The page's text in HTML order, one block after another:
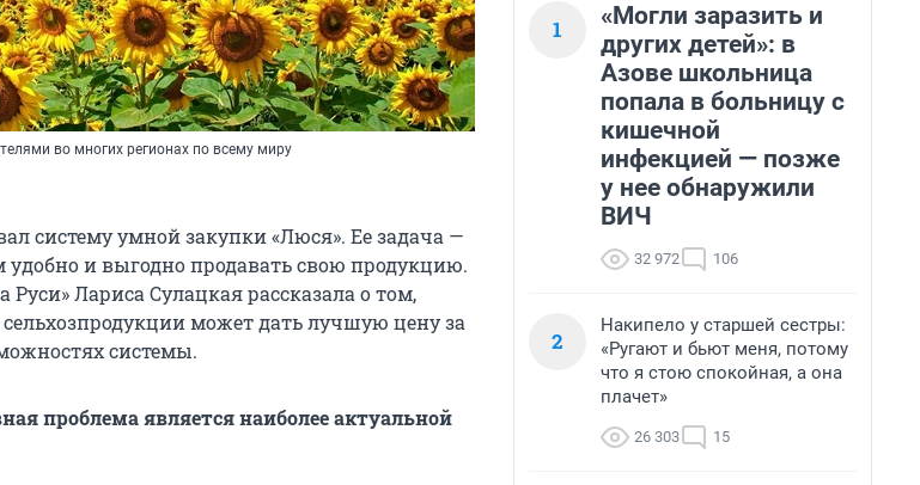
во многих регионах по всему миру
систему умной закупки «Люся». Ее задача —
удобно и выгодно продавать свою продукцию.
Лариса Сулацкая рассказала о том,
может дать лучшую цену за
системы.
проблема является наиболее актуальной
1
«Могли заразить и
других детей»: в
Азове школьница
попала в больницу с
кишечной
инфекцией — позже
у нее обнаружили
ВИЧ
32 972 106
2
Накипело у старшей сестры:
«Ругают и бьют меня, потому
что я стою спокойная, а она
плачет»
26 303 15